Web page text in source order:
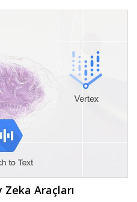
Zeka Araçları